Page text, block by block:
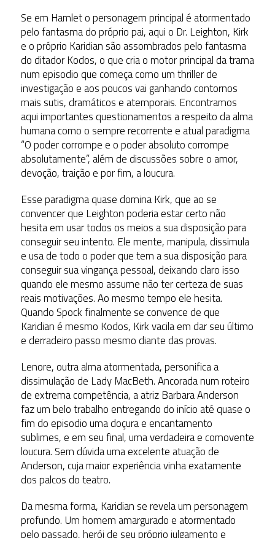
Se em Hamlet o personagem principal é atormentado
pelo fantasma do próprio pai, aqui o Dr. Leighton, Kirk
e o próprio Karidian são assombrados pelo fantasma
do ditador Kodos, o que cria o motor principal da trama
num episodio que começa como um thriller de
investigação e aos poucos vai ganhando contornos
mais sutis, dramáticos e atemporais. Encontramos
aqui importantes questionamentos a respeito da alma
humana como o sempre recorrente e atual paradigma
“O poder corrompe e o poder absoluto corrompe
absolutamente”, além de discussões sobre o amor,
devoção, traição e por fim, a loucura.
Esse paradigma quase domina Kirk, que ao se
convencer que Leighton poderia estar certo não
hesita em usar todos os meios a sua disposição para
conseguir seu intento. Ele mente, manipula, dissimula
e usa de todo o poder que tem a sua disposição para
conseguir sua vingança pessoal, deixando claro isso
quando ele mesmo assume não ter certeza de suas
reais motivações. Ao mesmo tempo ele hesita.
Quando Spock finalmente se convence de que
Karidian é mesmo Kodos, Kirk vacila em dar seu último
e derradeiro passo mesmo diante das provas.
Lenore, outra alma atormentada, personifica a
dissimulação de Lady MacBeth. Ancorada num roteiro
de extrema competência, a atriz Barbara Anderson
faz um belo trabalho entregando do início até quase o
fim do episodio uma doçura e encantamento
sublimes, e em seu final, uma verdadeira e comovente
loucura. Sem dúvida uma excelente atuação de
Anderson, cuja maior experiência vinha exatamente
dos palcos do teatro.
Da mesma forma, Karidian se revela um personagem
profundo. Um homem amargurado e atormentado
pelo passado, herói de seu próprio julgamento e